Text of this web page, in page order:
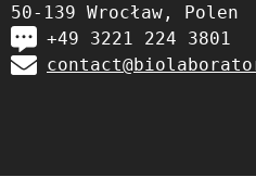
50-139 Wrocław, Polen
+49 3221 224 3801